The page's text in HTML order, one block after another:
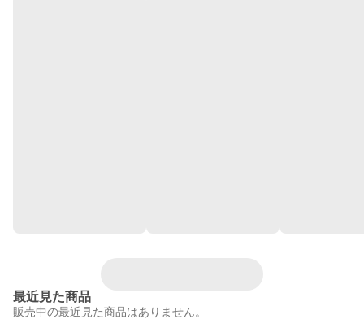
最近見た商品
販売中の最近見た商品はありません。